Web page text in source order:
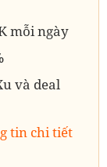
mỗi ngày
và deal
tin chi tiết